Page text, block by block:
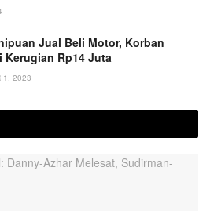
Jual Beli Motor, Korban
Kerugian Rp14 Juta
1, 2023